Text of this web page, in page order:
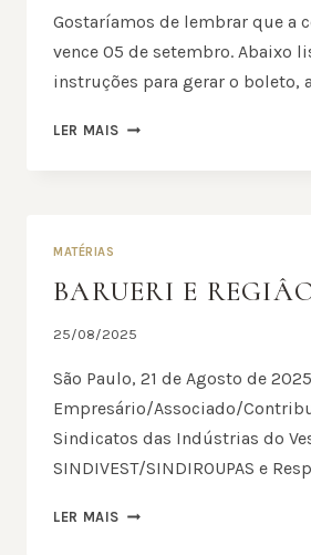
Gostaríamos de lembrar que a
vence 05 de setembro. Abaixo
instruções para gerar o boleto,
LER MAIS CONTRIBUIÇÃO
MATÉRIAS
BARUERI E
25/08/2025
São Paulo, 21 de Agosto de
Empresário/Associado/
Sindicatos das Indústrias do
SINDIVEST/SINDIROUPAS e
LER MAIS BARUERI